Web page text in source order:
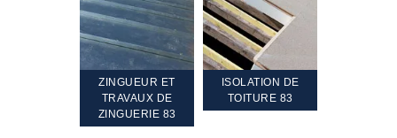
ZINGUEUR ET
TRAVAUX DE
ZINGUERIE 83
ISOLATION DE
TOITURE 83